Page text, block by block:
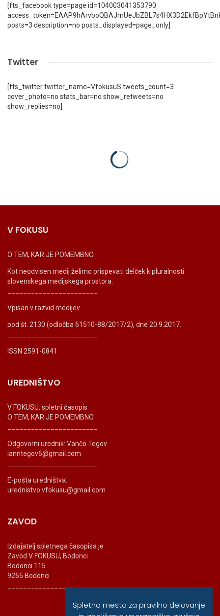
[fts_facebook type=page id=104003041353790
posts=3 description=no posts_displayed=page_only]
Twitter
[fts_twitter twitter_name=VfokusuS tweets_count=3
cover_photo=no stats_bar=no show_retweets=no
show_replies=no]
V FOKUSU
O TEM, KAR JE POMEMBNO.
Kot neodvisen medij želimo prispevati delček k pluralnosti
slovenskega medijskega prostora.
Vpisan v razvid medijev
pod št. 2130 (odločba 61510-88/2017/2), dne 20.9.2017.
ISSN 2591-0841
UREDNIŠTVO
V FOKUSU, spletni časopis
O TEM, KAR JE POMEMBNO
Odgovorni urednik: Vančo Tegov
ianntegov6@gmail.com
E-pošta uredništva:
urednistvo.vfokusu@gmail.com
ZAVOD
Izdajatelj spletnega časopisa je
Zavod V FOKUSU, Bodonci
Bodonci 115
9265 Bodonci
_______________________
Spletno mesto za pravilno delovanje